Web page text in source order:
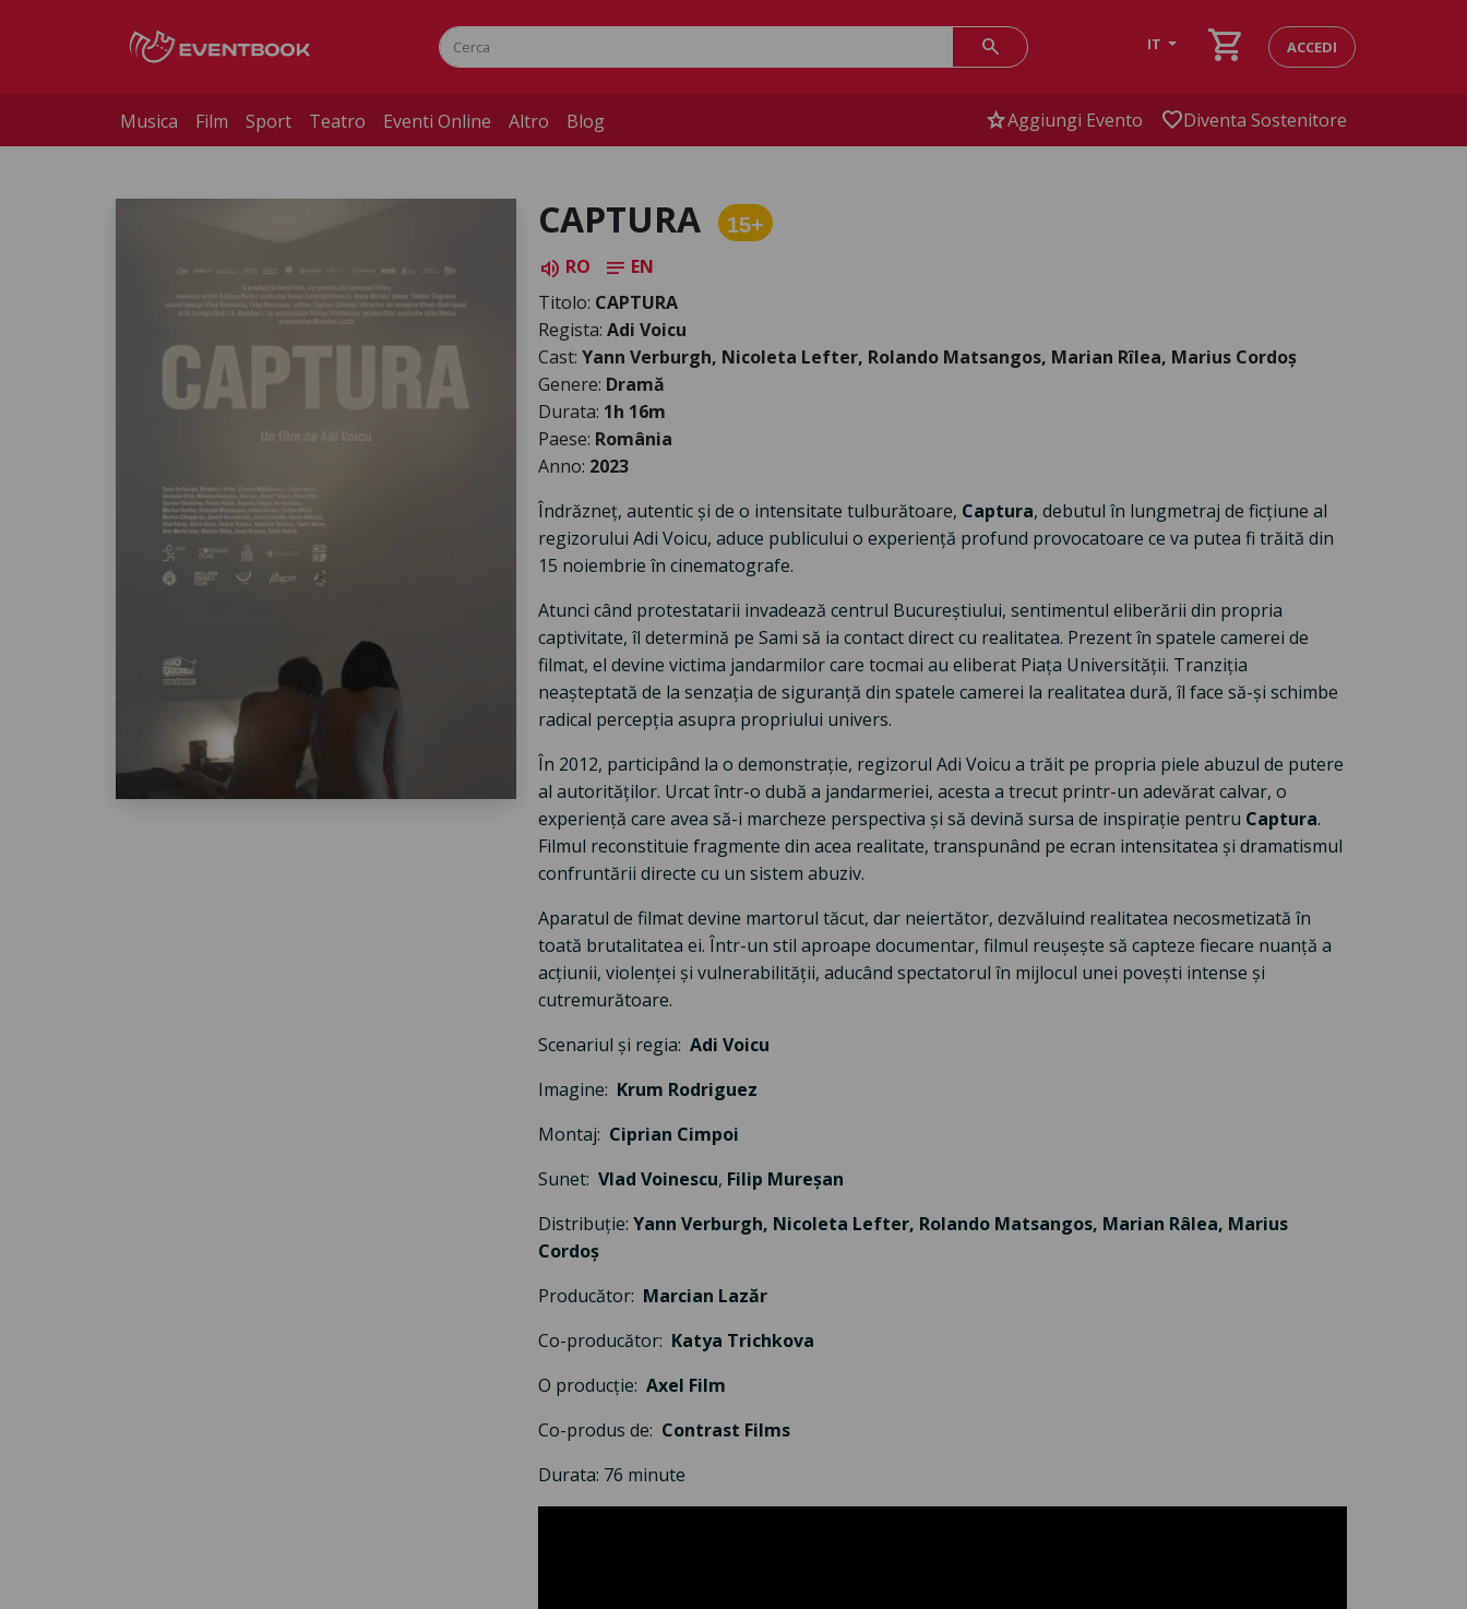
search IT shopping_cart ACCEDI
Musica Film Sport Teatro Eventi Online Altro Blog starAggiungi Evento favoriteDiventa Sostenitore
CAPTURA 15+
volume_up RO notes EN
Titolo: CAPTURA
Regista: Adi Voicu
Cast: Yann Verburgh, Nicoleta Lefter, Rolando Matsangos, Marian Rîlea, Marius Cordoș
Genere: Dramă
Durata: 1h 16m
Paese: România
Anno: 2023
Îndrăzneț, autentic și de o intensitate tulburătoare, Captura, debutul în lungmetraj de ficțiune al
regizorului Adi Voicu, aduce publicului o experiență profund provocatoare ce va putea fi trăită din
15 noiembrie în cinematografe.
Atunci când protestatarii invadează centrul Bucureștiului, sentimentul eliberării din propria
captivitate, îl determină pe Sami să ia contact direct cu realitatea. Prezent în spatele camerei de
filmat, el devine victima jandarmilor care tocmai au eliberat Piața Universității. Tranziția
neașteptată de la senzația de siguranță din spatele camerei la realitatea dură, îl face să-și schimbe
radical percepția asupra propriului univers.
În 2012, participând la o demonstrație, regizorul Adi Voicu a trăit pe propria piele abuzul de putere
al autorităților. Urcat într-o dubă a jandarmeriei, acesta a trecut printr-un adevărat calvar, o
experiență care avea să-i marcheze perspectiva și să devină sursa de inspirație pentru Captura.
Filmul reconstituie fragmente din acea realitate, transpunând pe ecran intensitatea și dramatismul
confruntării directe cu un sistem abuziv.
Aparatul de filmat devine martorul tăcut, dar neiertător, dezvăluind realitatea necosmetizată în
toată brutalitatea ei. Într-un stil aproape documentar, filmul reușește să capteze fiecare nuanță a
acțiunii, violenței și vulnerabilității, aducând spectatorul în mijlocul unei povești intense și
cutremurătoare.
Scenariul și regia: Adi Voicu
Imagine: Krum Rodriguez
Montaj: Ciprian Cimpoi
Sunet: Vlad Voinescu, Filip Mureșan
Distribuție: Yann Verburgh, Nicoleta Lefter, Rolando Matsangos, Marian Râlea, Marius
Cordoș
Producător: Marcian Lazăr
Co-producător: Katya Trichkova
O producție: Axel Film
Co-produs de: Contrast Films
Durata: 76 minute